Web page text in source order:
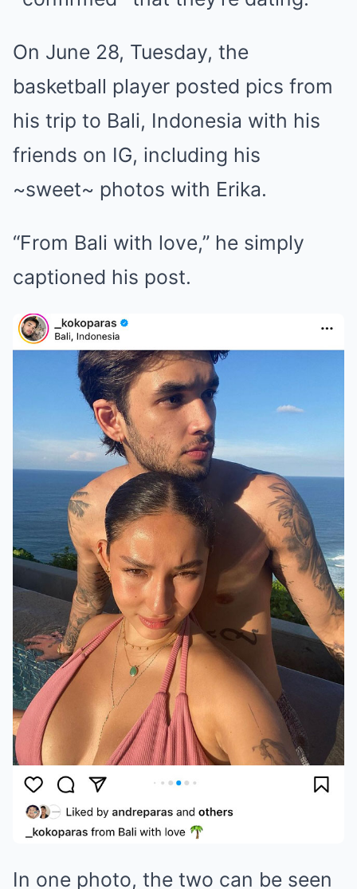
On June 28, Tuesday, the
basketball player posted pics from
his trip to Bali, Indonesia with his
friends on IG, including his
~sweet~ photos with Erika.
“From Bali with love,” he simply
captioned his post.
In one photo, the two can be seen